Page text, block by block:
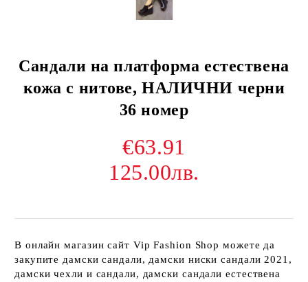
Сандали на платформа естествена
кожа с нитове, НАЛИЧНИ черни
36 номер
€63.91
125.00лв.
В онлайн магазин сайт Vip Fashion Shop можете да
закупите дамски сандали, дамски ниски сандали 2021,
дамски чехли и сандали, дамски сандали естествена